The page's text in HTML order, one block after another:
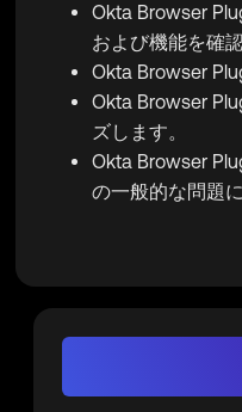
Okta Browser
および機能を確
Okta Browser
Okta Browser
ズします。
Okta Browser
の一般的な問題